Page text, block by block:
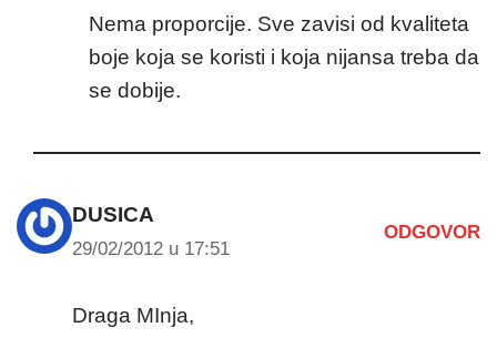
Nema proporcije. Sve zavisi od kvaliteta
boje koja se koristi i koja nijansa treba da
se dobije.
DUSICA
29/02/2012 u 17:51
ODGOVOR
Draga MInja,